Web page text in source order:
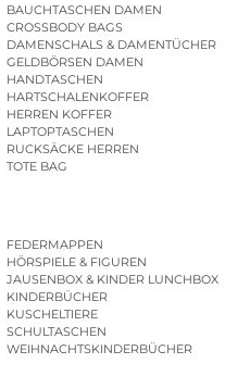
BAUCHTASCHEN DAMEN
CROSSBODY BAGS
DAMENSCHALS & DAMENTÜCHER
GELDBÖRSEN DAMEN
HANDTASCHEN
HARTSCHALENKOFFER
HERREN KOFFER
LAPTOPTASCHEN
RUCKSÄCKE HERREN
TOTE BAG
FEDERMAPPEN
HÖRSPIELE & FIGUREN
JAUSENBOX & KINDER LUNCHBOX
KINDERBÜCHER
| KINDERGARTENBEUTEL
KUSCHELTIERE
SCHULTASCHEN
WEIHNACHTSKINDERBÜCHER